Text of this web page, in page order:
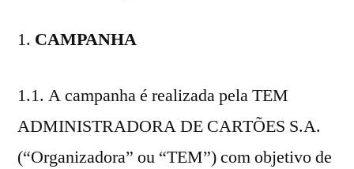
CAMPANHA
1.1. A campanha é realizada pela TEM
ADMINISTRADORA DE CARTÕES S.A.
(“Organizadora” ou “TEM”) com objetivo de